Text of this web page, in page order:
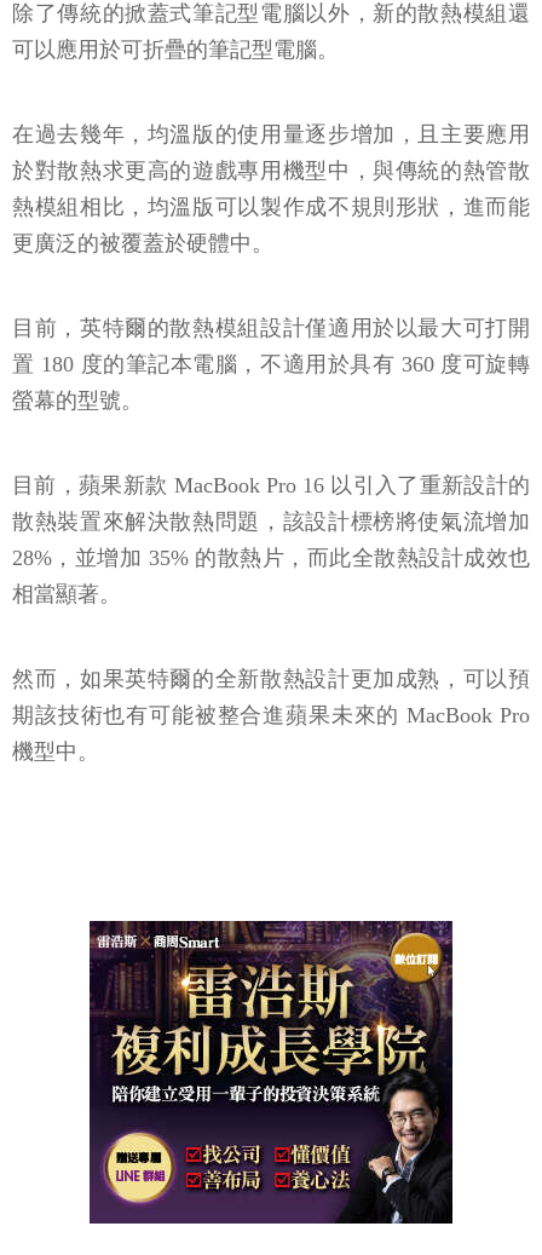
除了傳統的掀蓋式筆記型電腦以外，新的散熱模組還
可以應用於可折疊的筆記型電腦。
在過去幾年，均溫版的使用量逐步增加，且主要應用
於對散熱求更高的遊戲專用機型中，與傳統的熱管散
熱模組相比，均溫版可以製作成不規則形狀，進而能
更廣泛的被覆蓋於硬體中。
目前，英特爾的散熱模組設計僅適用於以最大可打開
置 180 度的筆記本電腦，不適用於具有 360 度可旋轉
螢幕的型號。
目前，蘋果新款 MacBook Pro 16 以引入了重新設計的
散熱裝置來解決散熱問題，該設計標榜將使氣流增加
28%，並增加 35% 的散熱片，而此全散熱設計成效也
相當顯著。
然而，如果英特爾的全新散熱設計更加成熟，可以預
期該技術也有可能被整合進蘋果未來的 MacBook Pro
機型中。